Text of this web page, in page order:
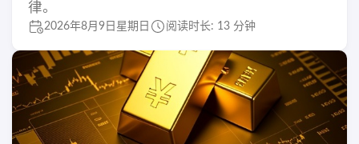
律。
2026年8月9日星期日 阅读时长: 13 分钟